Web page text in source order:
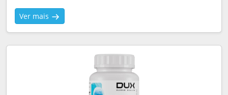
Ver mais